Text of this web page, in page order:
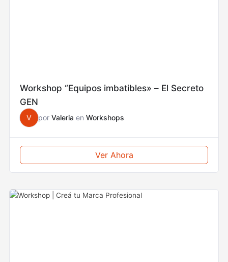
Workshop “Equipos imbatibles» – El Secreto
GEN
V por Valeria en Workshops
Ver Ahora